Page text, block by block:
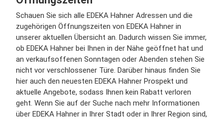
Schauen Sie sich alle EDEKA Hahner Adressen und die
zugehörigen Öffnungszeiten von EDEKA Hahner in
unserer aktuellen Übersicht an. Dadurch wissen Sie immer,
ob EDEKA Hahner bei Ihnen in der Nähe geöffnet hat und
an verkaufsoffenen Sonntagen oder Abenden stehen Sie
nicht vor verschlossener Türe. Darüber hinaus finden Sie
hier auch den neuesten EDEKA Hahner Prospekt und
aktuelle Angebote, sodass Ihnen kein Rabatt verloren
geht. Wenn Sie auf der Suche nach mehr Informationen
über EDEKA Hahner in Ihrer Stadt oder in Ihrer Region sind,